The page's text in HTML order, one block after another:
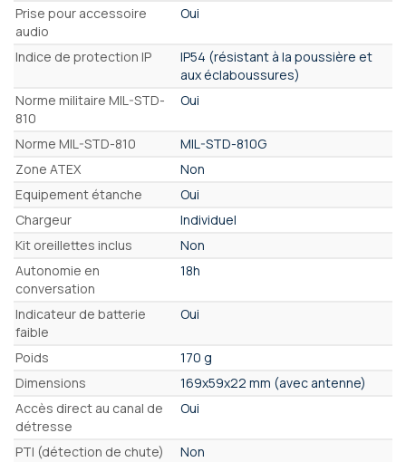
Prise pour accessoire
audio
Oui
Indice de protection IP
IP54 (résistant à la poussière et
aux éclaboussures)
Norme militaire MIL-STD-
810
Oui
Norme MIL-STD-810
MIL-STD-810G
Zone ATEX
Non
Equipement étanche
Oui
Chargeur
Individuel
Kit oreillettes inclus
Non
Autonomie en
conversation
18h
Indicateur de batterie
faible
Oui
Poids
170 g
Dimensions
169x59x22 mm (avec antenne)
Accès direct au canal de
détresse
Oui
PTI (détection de chute)
Non